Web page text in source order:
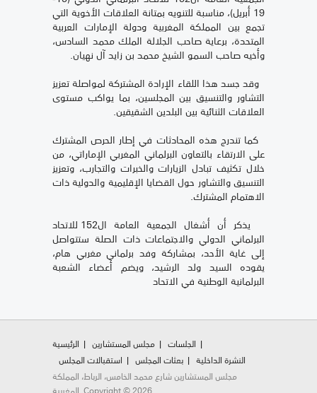
19 أبريل)، مناسبة للتنويه بمتانة العلاقات الأخوية التي
تجمع بين المملكة المغربية ودولة الإمارات العربية
المتحدة، برعاية صاحب الجلالة الملك محمد السادس،
وأخيه صاحب السمو الشيخ محمد بن زايد آل نهيان.
وقد جسد هذا اللقاء الإرادة المشتركة لمواصلة تعزيز
التشاور والتنسيق بين المجلسين، بما يواكب مستوى
العلاقات الثنائية بين البلدين الشقيقين.
كما تندرج هذه المحادثات في إطار الحرص المشترك
على الارتقاء بالتعاون البرلماني المغربي الإماراتي، من
خلال تكثيف تبادل الزيارات والخبرات والتجارب، وتعزيز
التنسيق والتشاور حول القضايا الإقليمية والدولية ذات
الاهتمام المشترك.
يذكر أن أشغال الجمعية العامة ال152 للاتحاد
البرلماني الدولي والاجتماعات ذات الصلة ستتواصل
إلى غاية الأحد، بمشاركة وفد برلماني مغربي هام،
يقوده السيد ولد الرشيد، ويضم أعضاء الشعبة
البرلمانية الوطنية في الاتحاد
الرئيسية مجلس المستشارين
الجلسات
استقبالات المجلس
بعثات المجلس
النشرة الداخلية
مجلس المستشارين شارع محمد الخامس، الرباط، المملكة
المغربية. Copyright © 2026